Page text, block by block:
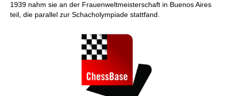
1939 nahm sie an der Frauenweltmeisterschaft in Buenos Aires
teil, die parallel zur Schacholympiade stattfand.